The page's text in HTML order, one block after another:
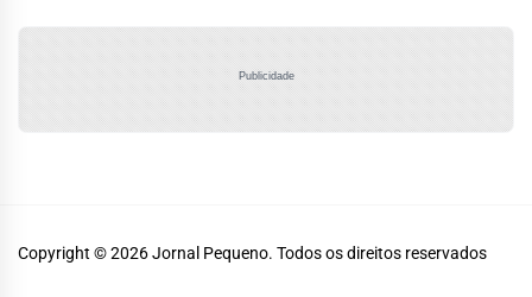
Publicidade
Copyright © 2026Jornal Pequeno. Todos os direitos reservados